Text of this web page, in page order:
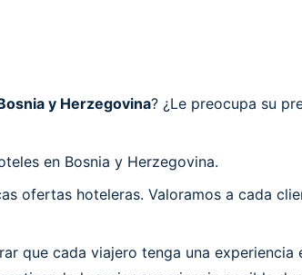
y Herzegovina? ¿Le preocupa su
en Bosnia y Herzegovina.
ofertas hoteleras. Valoramos a cada
que cada viajero tenga una